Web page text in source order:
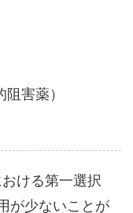
害薬）
ける第一選択
が少ないことが